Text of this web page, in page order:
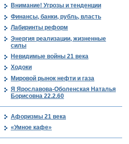
Внимание! Угрозы и тенденции
Финансы, банки, рубль, власть
Лабиринты реформ
Энергия реализации, жизненные
силы
Невидимые войны 21 века
Ходоки
Мировой рынок нефти и газа
Я Ярославова-Оболенская Наталья
Борисовна 22.2.60
Афоризмы 21 века
«Умное кафе»